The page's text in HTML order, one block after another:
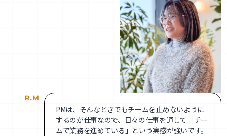
PMは、そんなときでもチームを止めないように
するのが仕事なので、日々の仕事を通して「チー
ムで業務を進めている」という実感が強いです。